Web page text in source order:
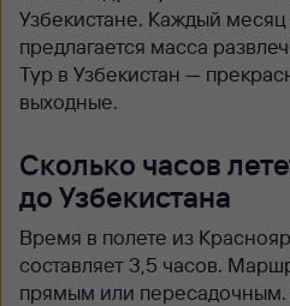
Узбекистане. Каждый
предлагается масса
Тур в Узбекистан —
выходные.
Сколько часов
до Узбекистана
Время в полете из
составляет 3,5 часов.
прямым или пересадочным.